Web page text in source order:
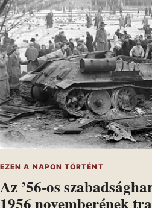
EZEN A NAPON TÖRTÉNT
Az ’56-os
1956 novemberének